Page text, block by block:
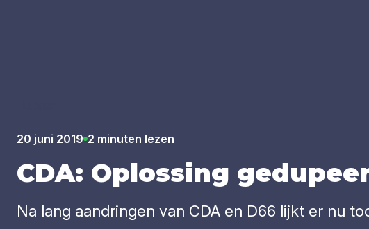
20 juni 2019 2 minuten lezen
CDA: Oplos­sing
Na lang aandringen van CDA en D66 lijkt er nu